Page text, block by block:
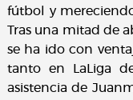
fútbol y
Tras una mitad de
se ha ido con
tanto en LaLiga
asistencia de